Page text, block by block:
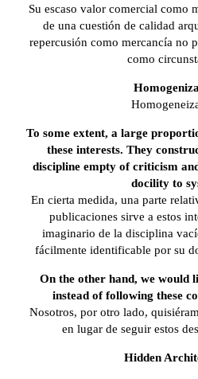
Su escaso valor comercial como
de una cuestión de calidad
repercusión como mercancía no
como
To some extent, a large
these interests. They
discipline empty of criticism
docility to
En cierta medida, una parte
publicaciones sirve a estos
imaginario de la disciplina
fácilmente identificable por su
On the other hand, we would
instead of following these
Nosotros, por otro lado,
en lugar de seguir estos
Hidden